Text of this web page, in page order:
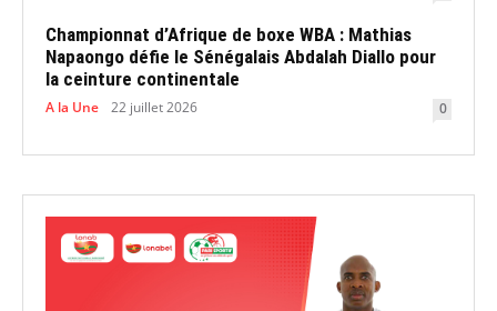
Championnat d’Afrique de boxe WBA : Mathias
Napaongo défie le Sénégalais Abdalah Diallo pour
la ceinture continentale
A la Une 22 juillet 2026 0